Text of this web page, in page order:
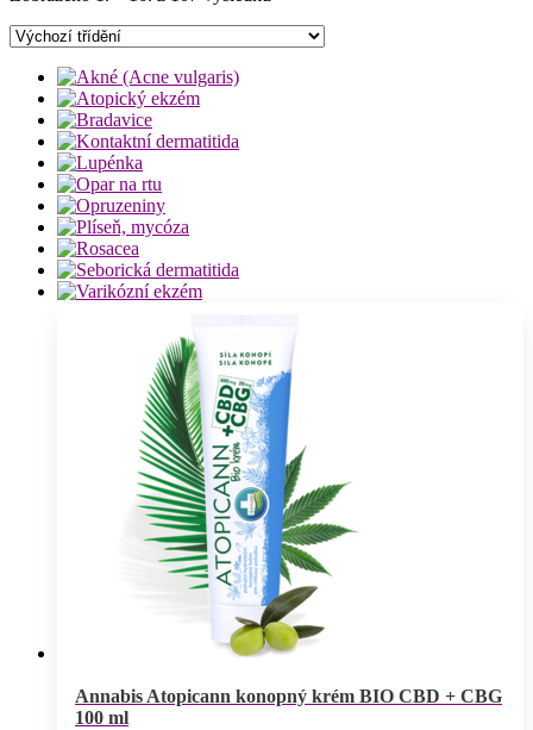
Annabis Atopicann konopný krém BIO CBD + CBG
100 ml